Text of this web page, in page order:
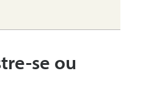
se ou